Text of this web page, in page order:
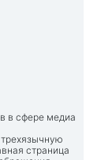
в сфере медиа
страница